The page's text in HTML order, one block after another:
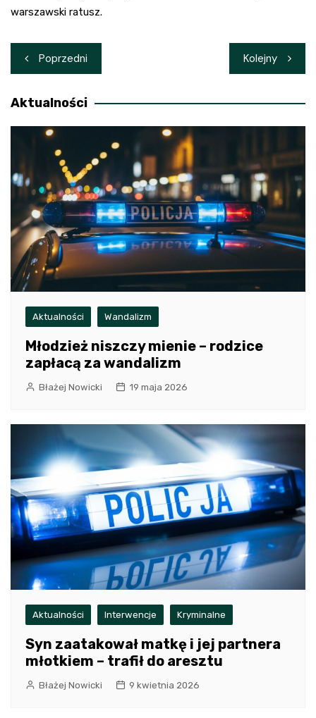
warszawski ratusz.
Nawigacja
wpisu
Poprzedni Kolejny
Aktualności
Aktualności Wandalizm
Młodzież niszczy mienie – rodzice
zapłacą za wandalizm
Błażej Nowicki 19 maja 2026
Aktualności Interwencje Kryminalne
Syn zaatakował matkę i jej partnera
młotkiem – trafił do aresztu
Błażej Nowicki 9 kwietnia 2026